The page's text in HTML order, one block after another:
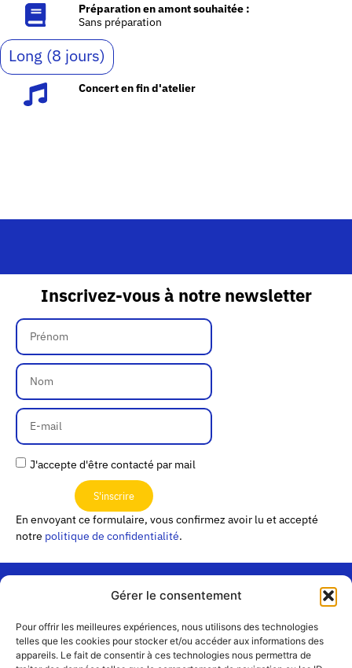
Gérer le consentement
Pour offrir les meilleures expériences, nous utilisons des technologies
telles que les cookies pour stocker et/ou accéder aux informations des
appareils. Le fait de consentir à ces technologies nous permettra de
Préparation en amont souhaitée :
Sans préparation
Long (8 jours)
Concert en fin d'atelier
Inscrivez-vous à notre newsletter
J'accepte d'être contacté par mail
S'inscrire
En envoyant ce formulaire, vous confirmez avoir lu et accepté
notre politique de confidentialité.
Contact
« Les
Passerelles »
24 Avenue
Rejoignez-
nous